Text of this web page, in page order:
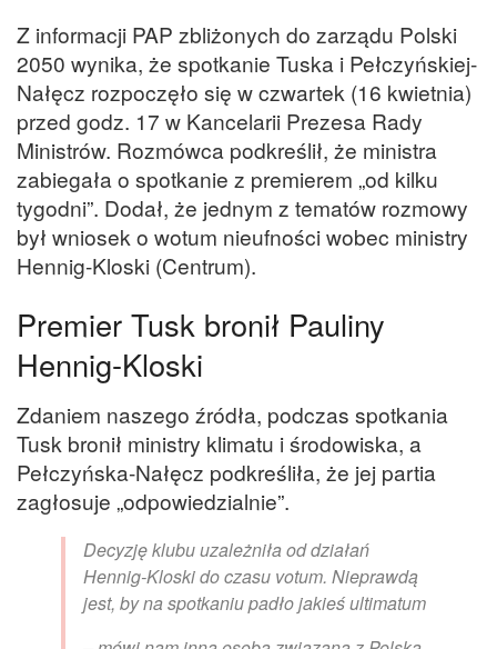
Z informacji PAP zbliżonych do zarządu Polski
2050 wynika, że spotkanie Tuska i Pełczyńskiej-
Nałęcz rozpoczęło się w czwartek (16 kwietnia)
przed godz. 17 w Kancelarii Prezesa Rady
Ministrów. Rozmówca podkreślił, że ministra
zabiegała o spotkanie z premierem „od kilku
tygodni”. Dodał, że jednym z tematów rozmowy
był wniosek o wotum nieufności wobec ministry
Hennig-Kloski (Centrum).
Premier Tusk bronił Pauliny
Hennig-Kloski
Zdaniem naszego źródła, podczas spotkania
Tusk bronił ministry klimatu i środowiska, a
Pełczyńska-Nałęcz podkreśliła, że jej partia
zagłosuje „odpowiedzialnie”.
Decyzję klubu uzależniła od działań
Hennig-Kloski do czasu votum. Nieprawdą
jest, by na spotkaniu padło jakieś ultimatum